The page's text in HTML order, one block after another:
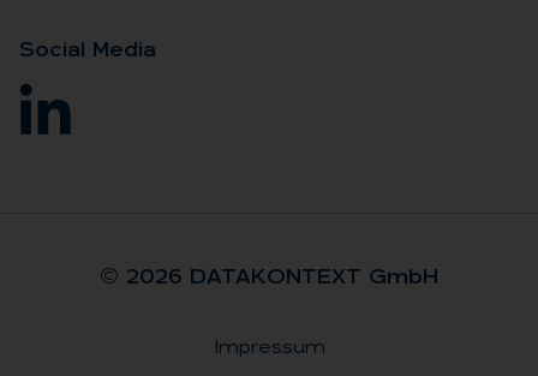
So­ci­al Me­dia
© 2026 DA­TA­KON­TEXT GmbH
Impressum